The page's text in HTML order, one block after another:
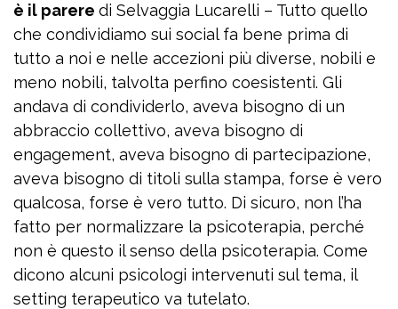
è il parere di Selvaggia Lucarelli – Tutto quello
che condividiamo sui social fa bene prima di
tutto a noi e nelle accezioni più diverse, nobili e
meno nobili, talvolta perfino coesistenti. Gli
andava di condividerlo, aveva bisogno di un
abbraccio collettivo, aveva bisogno di
engagement, aveva bisogno di partecipazione,
aveva bisogno di titoli sulla stampa, forse è vero
qualcosa, forse è vero tutto. Di sicuro, non l’ha
fatto per normalizzare la psicoterapia, perché
non è questo il senso della psicoterapia. Come
dicono alcuni psicologi intervenuti sul tema, il
setting terapeutico va tutelato.